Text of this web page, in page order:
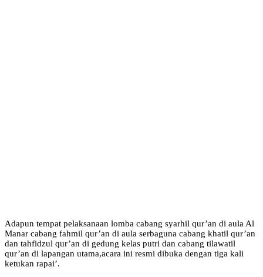
Adapun tempat pelaksanaan lomba cabang syarhil qur’an di aula Al
Manar cabang fahmil qur’an di aula serbaguna cabang khatil qur’an
dan tahfidzul qur’an di gedung kelas putri dan cabang tilawatil
qur’an di lapangan utama,acara ini resmi dibuka dengan tiga kali
ketukan rapai’.